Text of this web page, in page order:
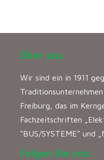
Über uns
Wir sind ein in 1911
Freiburg, das im
Fachzeitschriften
“BUS/SYSTEME” und
Folgen Sie uns: